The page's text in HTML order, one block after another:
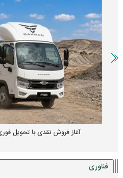
آغاز فروش اقساطی خودروی KMC SR۶ + جزئیات
فناوری